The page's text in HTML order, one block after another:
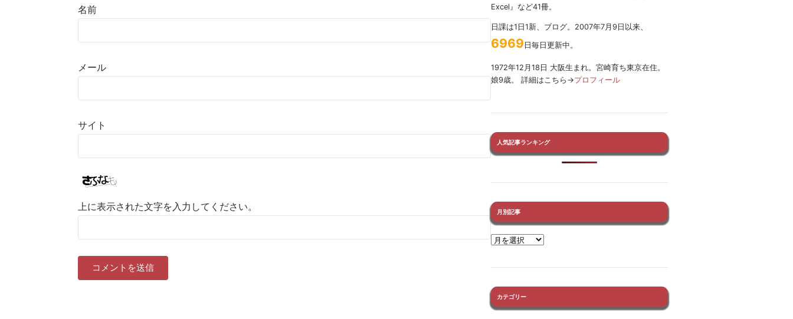
名前
メール
サイト
上に表示された文字を入力してください。
Excel』など41冊。
日課は1日1新、ブログ。2007年7月9日以来、
6969 日毎日更新中。
1972年12月18日 大阪生まれ。宮崎育ち東京在住。
娘9歳。 詳細はこちら→プロフィール
人気記事ランキング
月別記事
カテゴリー